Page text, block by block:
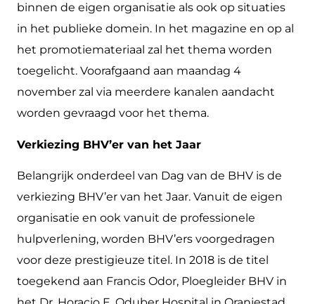
binnen de eigen organisatie als ook op situaties
in het publieke domein. In het magazine en op al
het promotiemateriaal zal het thema worden
toegelicht. Voorafgaand aan maandag 4
november zal via meerdere kanalen aandacht
worden gevraagd voor het thema.
Verkiezing BHV’er van het Jaar
Belangrijk onderdeel van Dag van de BHV is de
verkiezing BHV’er van het Jaar. Vanuit de eigen
organisatie en ook vanuit de professionele
hulpverlening, worden BHV’ers voorgedragen
voor deze prestigieuze titel. In 2018 is de titel
toegekend aan Francis Odor, Ploegleider BHV in